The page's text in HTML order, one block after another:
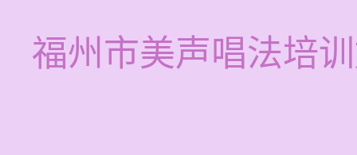
福州市美声唱法培